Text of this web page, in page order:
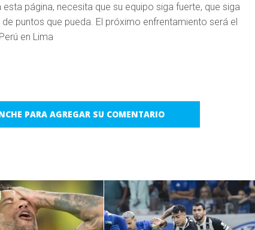
página, necesita que su equipo siga fuerte, que siga
puntos que pueda. El próximo enfrentamiento será el
en Lima
PARA AGREGAR SU COMENTARIO